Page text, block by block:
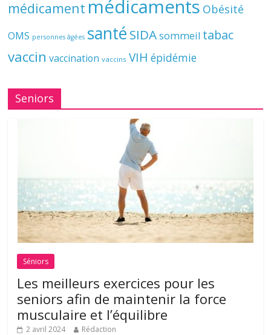
médicament médicaments Obésité
OMS personnes âgées santé SIDAsommeil tabac
vaccin vaccination vaccins VIH épidémie
Seniors
Séniors
Les meilleurs exercices pour les
seniors afin de maintenir la force
musculaire et l’équilibre
2 avril 2024 Rédaction